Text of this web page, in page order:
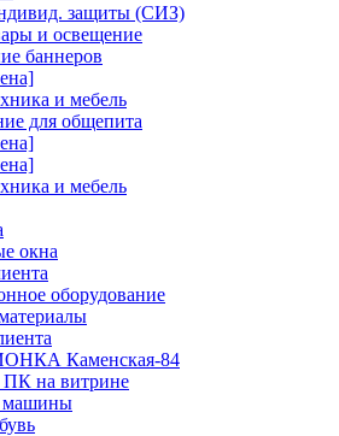
защиты (СИЗ)
и освещение
баннеров
и мебель
для общепита
и мебель
окна
оборудование
Каменская-84
на витрине
машины